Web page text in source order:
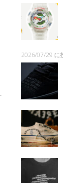
2026/07/29 に